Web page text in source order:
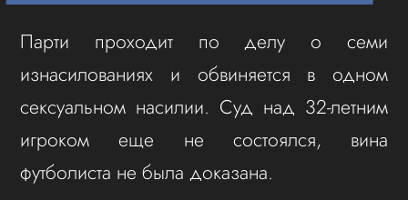
Парти проходит по делу о семи
изнасилованиях и обвиняется в одном
сексуальном насилии. Суд над 32-летним
игроком еще не состоялся, вина
футболиста не была доказана.